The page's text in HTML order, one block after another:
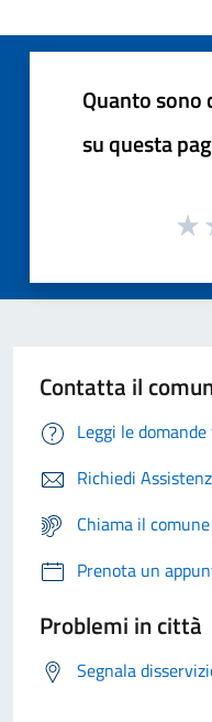
Quanto
su questa
Contatta il
Leggi le
Richiedi
Chiama il
Prenota un
Problemi in città
Segnala